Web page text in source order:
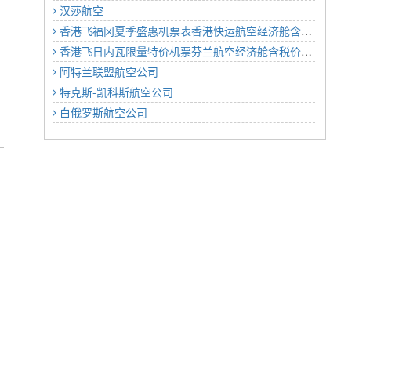
汉莎航空
香港飞福冈夏季盛惠机票表香港快运航空经济舱含税价格1567元2022年12月05日
香港飞日内瓦限量特价机票芬兰航空经济舱含税价格3684元2022年12月15日
阿特兰联盟航空公司
特克斯-凯科斯航空公司
白俄罗斯航空公司